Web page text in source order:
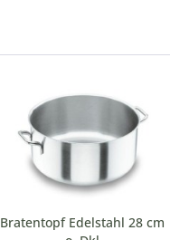
Bratentopf Edelstahl 28 cm